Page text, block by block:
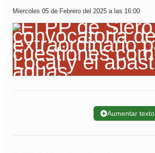
Miercoles 05 de Febrero del 2025 a las 16:00
➕Aumentar texto